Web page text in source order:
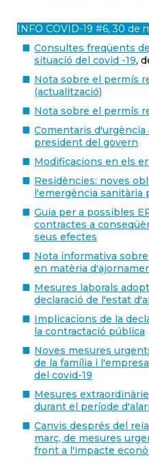
INFO COVID-19 #6, 30 de
Consultes freqüents
situació del covid -19,
Nota sobre el permís
(actualització)
Nota sobre el permís
Comentaris d'urgència
president del govern
Modificacions en els
Residències: noves
l'emergència sanitària
Guia per a possibles
contractes a
seus efectes
Nota informativa
en matèria
Mesures laborals
declaració de l'estat
Implicacions de la
la contractació pública
Noves mesures
de la família i
del covid-19
Mesures
durant el període
Canvis després del
març, de mesures
front a l'impacte